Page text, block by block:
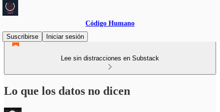
Código Humano
Suscribirse
Iniciar sesión
Lee sin distracciones en Substack
Lo que los datos no dicen